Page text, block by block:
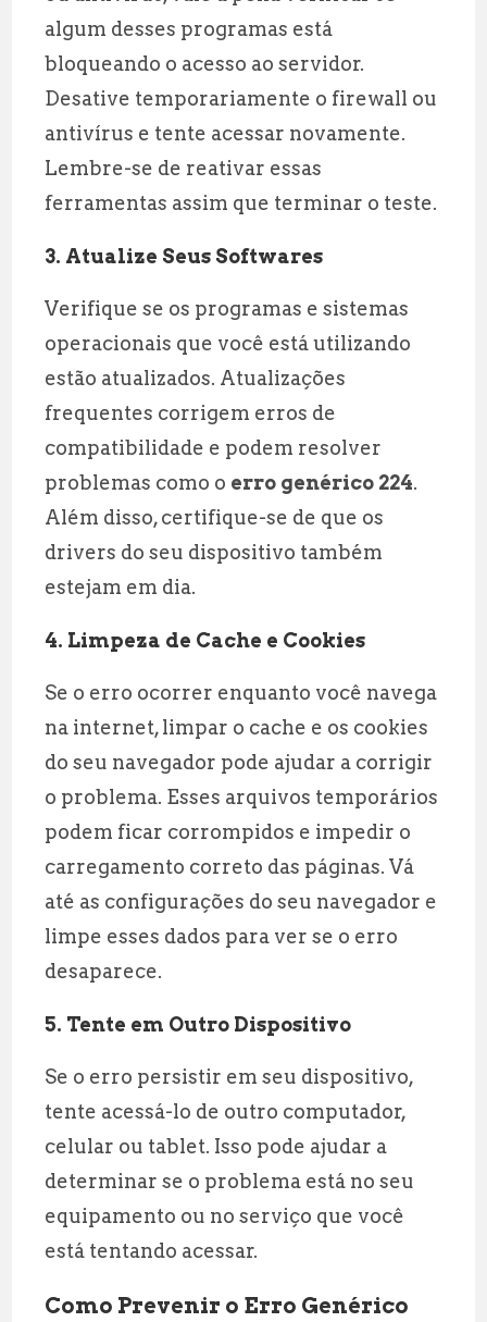
algum desses programas está
bloqueando o acesso ao servidor.
Desative temporariamente o firewall ou
antivírus e tente acessar novamente.
Lembre-se de reativar essas
ferramentas assim que terminar o teste.
3. Atualize Seus Softwares
Verifique se os programas e sistemas
operacionais que você está utilizando
estão atualizados. Atualizações
frequentes corrigem erros de
compatibilidade e podem resolver
problemas como o erro genérico 224.
Além disso, certifique-se de que os
drivers do seu dispositivo também
estejam em dia.
4. Limpeza de Cache e Cookies
Se o erro ocorrer enquanto você navega
na internet, limpar o cache e os cookies
do seu navegador pode ajudar a corrigir
o problema. Esses arquivos temporários
podem ficar corrompidos e impedir o
carregamento correto das páginas. Vá
até as configurações do seu navegador e
limpe esses dados para ver se o erro
desaparece.
5. Tente em Outro Dispositivo
Se o erro persistir em seu dispositivo,
tente acessá-lo de outro computador,
celular ou tablet. Isso pode ajudar a
determinar se o problema está no seu
equipamento ou no serviço que você
está tentando acessar.
Como Prevenir o Erro Genérico